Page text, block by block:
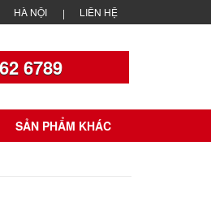
HÀ NỘI LIÊN HỆ
6789
SẢN PHẨM KHÁC